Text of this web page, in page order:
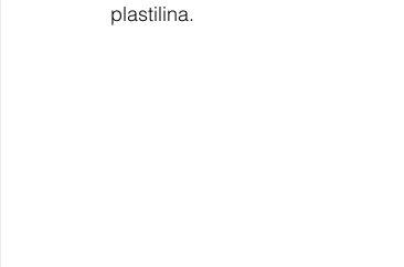
plastilina.